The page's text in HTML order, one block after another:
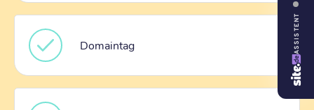
Domaintag ASSISTENT